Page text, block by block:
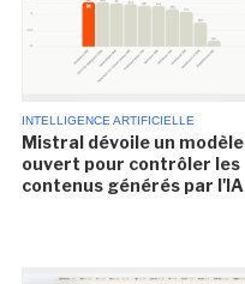
INTELLIGENCE ARTIFICIELLE
Mistral dévoile un modèle
ouvert pour contrôler les
contenus générés par l'IA